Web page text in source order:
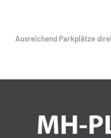
Ausreichend Parkplätze